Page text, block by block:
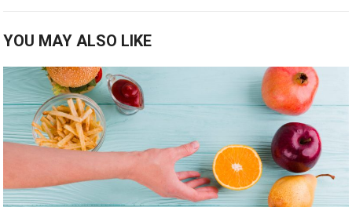
YOU MAY ALSO LIKE